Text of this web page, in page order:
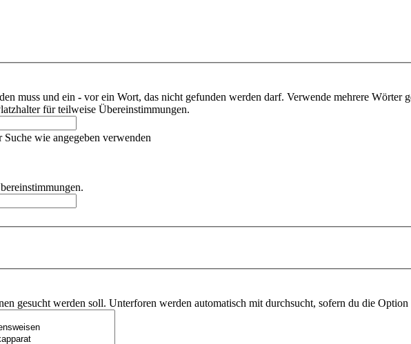
muss und ein - vor ein Wort, das nicht gefunden werden darf. Verwende mehrere Wörter
für teilweise Übereinstimmungen.
wie angegeben verwenden
gesucht werden soll. Unterforen werden automatisch mit durchsucht, sofern du die